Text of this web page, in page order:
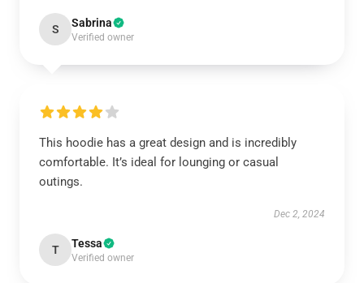
S Sabrina
Verified owner
This hoodie has a great design and is incredibly
comfortable. It’s ideal for lounging or casual
outings.
Dec 2, 2024
T Tessa
Verified owner